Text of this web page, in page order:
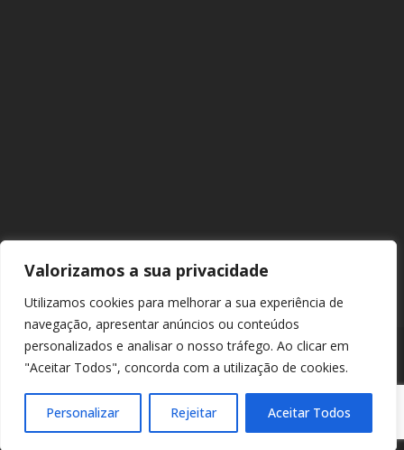
Valorizamos a sua privacidade
Utilizamos cookies para melhorar a sua experiência de
navegação, apresentar anúncios ou conteúdos
personalizados e analisar o nosso tráfego. Ao clicar em
"Aceitar Todos", concorda com a utilização de cookies.
Personalizar Rejeitar Aceitar Todos
© 2026 Europarque. Todos os direitos reservados. |
Privacidade|Política de Cookies